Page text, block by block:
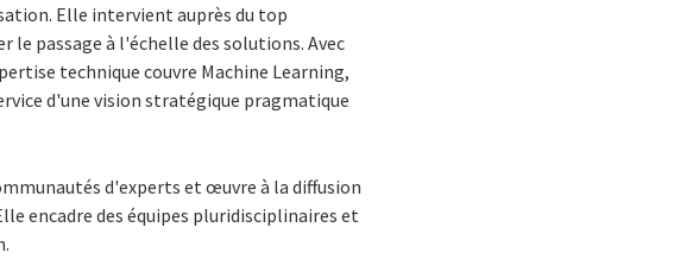
Elle intervient auprès du top
passage à l'échelle des solutions. Avec
technique couvre Machine Learning,
d'une vision stratégique pragmatique
d'experts et œuvre à la diffusion
encadre des équipes pluridisciplinaires et